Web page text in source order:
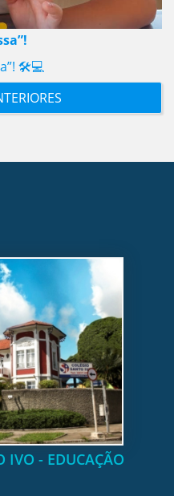
🛠️💻
IVO - EDUCAÇÃO